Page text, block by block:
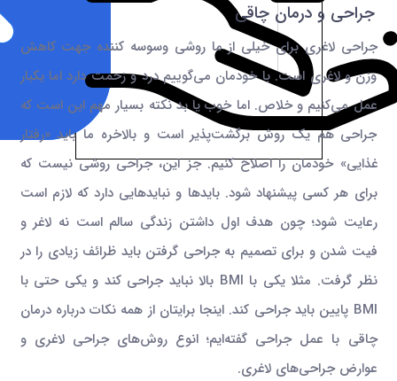
جراحی و درمان چاقی
جراحی لاغری برای خیلی از ما روشی وسوسه کننده جهت کاهش
وزن و لاغری است. با خودمان می‌گوییم درد و زحمت دارد اما یکبار
عمل می‌کنیم و خلاص. اما خوب یا بد نکته بسیار مهم این است که
جراحی هم یک روش برگشت‌پذیر است و بالاخره ما باید «رفتار
غذایی» خودمان را اصلاح کنیم. جز این، جراحی روشی نیست که
برای هر کسی پیشنهاد شود. بایدها و نبایدهایی دارد که لازم است
رعایت شود؛ چون هدف اول داشتن زندگی سالم است نه لاغر و
فیت شدن و برای تصمیم به جراحی گرفتن باید ظرائف زیادی را در
نظر گرفت. مثلا یکی با BMI بالا نباید جراحی کند و یکی حتی با
BMI پایین باید جراحی کند. اینجا برایتان از همه نکات درباره درمان
چاقی با عمل جراحی گفته‌ایم؛ انوع روش‌های جراحی لاغری و
عوارض جراحی‌های لاغری.